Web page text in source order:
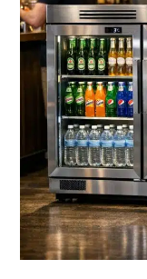
für
Getränke
Gastro-
Alltag
auswählst